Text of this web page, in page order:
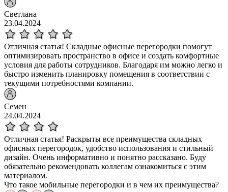
Светлана
23.04.2024
Отличная статья! Складные офисные перегородки помогут
оптимизировать пространство в офисе и создать комфортные
условия для работы сотрудников. Благодаря им можно легко и
быстро изменить планировку помещения в соответствии с
текущими потребностями компании.
Семен
24.04.2024
Отличная статья! Раскрыты все преимущества складных
офисных перегородок, удобство использования и стильный
дизайн. Очень информативно и понятно рассказано. Буду
обязательно рекомендовать коллегам ознакомиться с этим
материалом.
Что такое мобильные перегородки и в чем их преимущества?